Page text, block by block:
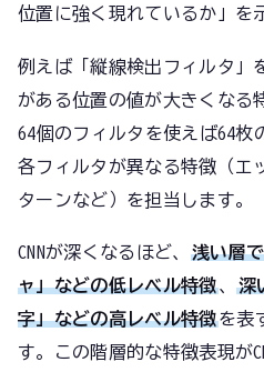
位置に強く現れているか」を
例えば「縦線検出フィルタ」
がある位置の値が大きくなる
64個のフィルタを使えば64枚
各フィルタが異なる特徴（エ
ターンなど）を担当します。
CNNが深くなるほど、 浅い層
ャ」などの低レベル特徴、深
字」などの高レベル特徴を表
す。この階層的な特徴表現が